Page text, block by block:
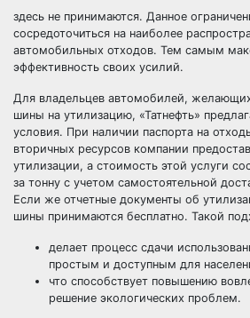
здесь не принимаются. Данное
сосредоточиться на наиболее
автомобильных отходов. Тем самым
эффективность своих усилий.
Для владельцев автомобилей,
шины на утилизацию, «Татнефть»
условия. При наличии паспорта на
вторичных ресурсов компании
утилизации, а стоимость этой услуги
за тонну с учетом самостоятельной
Если же отчетные документы об
шины принимаются бесплатно. Такой
делает процесс сдачи
простым и доступным для
что способствует повышению
решение экологических проблем.